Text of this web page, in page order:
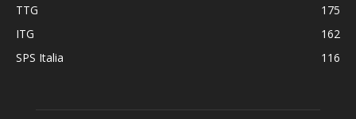
TTG
175
ITG
162
SPS Italia
116